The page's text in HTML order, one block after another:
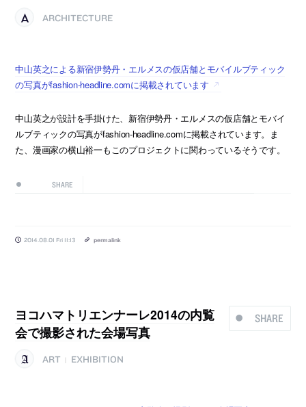
ARCHITECTURE
中山英之による新宿伊勢丹・エルメスの仮店舗とモバイルブティック
の写真がfashion-headline.comに掲載されています
中山英之が設計を手掛けた、新宿伊勢丹・エルメスの仮店舗とモバイ
ルブティックの写真がfashion-headline.comに掲載されています。ま
た、漫画家の横山裕一もこのプロジェクトに関わっているそうです。
SHARE
2014.08.01 Fri 11:13 permalink
SHARE
ヨコハマトリエンナーレ2014の内覧
会で撮影された会場写真
ART EXHIBITION